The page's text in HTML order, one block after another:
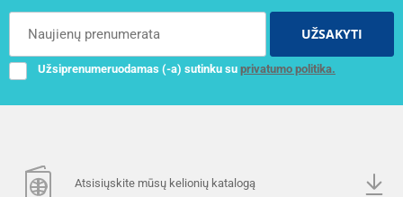
UŽSAKYTI
Užsiprenumeruodamas (-a) sutinku su privatumo politika.
Atsisiųskite mūsų kelionių katalogą